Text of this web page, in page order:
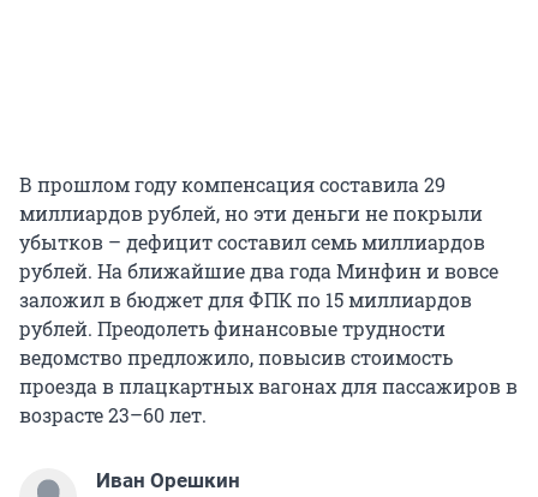
В прошлом году компенсация составила 29
миллиардов рублей, но эти деньги не покрыли
убытков – дефицит составил семь миллиардов
рублей. На ближайшие два года Минфин и вовсе
заложил в бюджет для ФПК по 15 миллиардов
рублей. Преодолеть финансовые трудности
ведомство предложило, повысив стоимость
проезда в плацкартных вагонах для пассажиров в
возрасте 23–60 лет.
Иван Орешкин